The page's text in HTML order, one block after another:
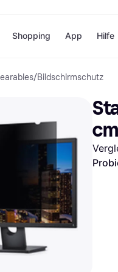
Zahlungsmethoden
Teilzahlungen
Bezahle in bis zu 30
Ratenzahlung
Shopping
Shops
eBay
Temu
SHEIN
App Hilfe
/Bildschirmschutz
cm